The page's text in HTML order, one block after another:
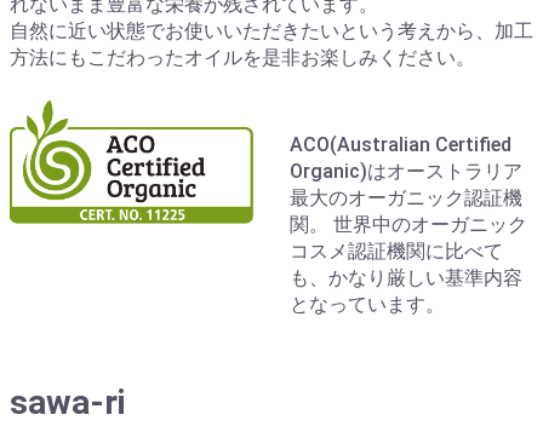
自然に近い状態でお使いいただきたいという考えから、加工
方法にもこだわったオイルを是非お楽しみください。
ACO(Australian Certified
Organic)はオーストラリア
最大のオーガニック認証機
関。 世界中のオーガニック
コスメ認証機関に比べて
も、かなり厳しい基準内容
となっています。
sawa-ri